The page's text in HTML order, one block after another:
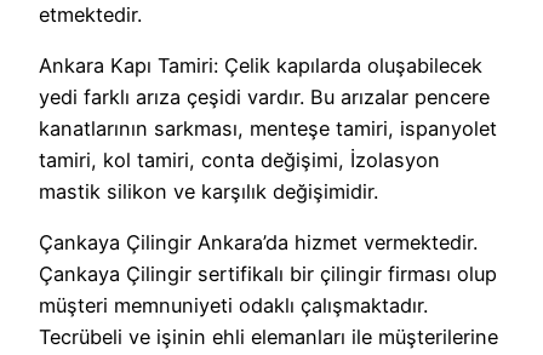
etmektedir.
Ankara Kapı Tamiri: Çelik kapılarda oluşabilecek
yedi farklı arıza çeşidi vardır. Bu arızalar pencere
kanatlarının sarkması, menteşe tamiri, ispanyolet
tamiri, kol tamiri, conta değişimi, İzolasyon
mastik silikon ve karşılık değişimidir.
Çankaya Çilingir Ankara’da hizmet vermektedir.
Çankaya Çilingir sertifikalı bir çilingir firması olup
müşteri memnuniyeti odaklı çalışmaktadır.
Tecrübeli ve işinin ehli elemanları ile müşterilerine